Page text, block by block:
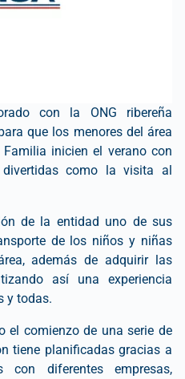
con la ONG ribereña
que los menores del área
inicien el verano con
como la visita al
de la entidad uno de sus
de los niños y niñas
además de adquirir las
así una experiencia
y todas.
el comienzo de una serie de
tiene planificadas gracias a
diferentes empresas,